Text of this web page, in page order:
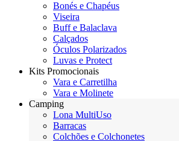
Bonés e Chapéus
Viseira
Buff e Balaclava
Calçados
Óculos Polarizados
Luvas e Protect
Kits Promocionais
Vara e Carretilha
Vara e Molinete
Camping
Lona MultiUso
Barracas
Colchões e Colchonetes